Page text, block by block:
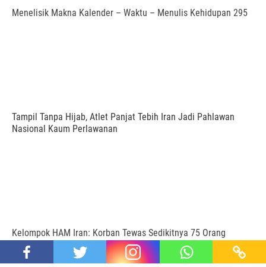
Menelisik Makna Kalender – Waktu – Menulis Kehidupan 295
Tampil Tanpa Hijab, Atlet Panjat Tebih Iran Jadi Pahlawan
Nasional Kaum Perlawanan
Kelompok HAM Iran: Korban Tewas Sedikitnya 75 Orang